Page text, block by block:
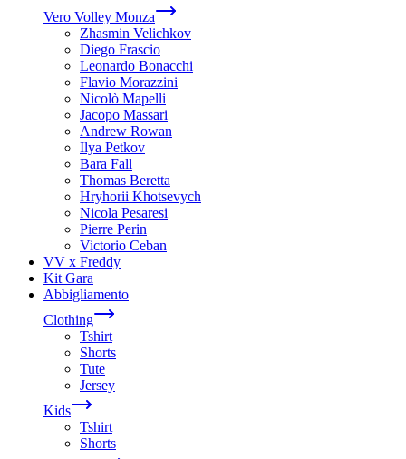
Vero Volley Monza
Zhasmin Velichkov
Diego Frascio
Leonardo Bonacchi
Flavio Morazzini
Nicolò Mapelli
Jacopo Massari
Andrew Rowan
Ilya Petkov
Bara Fall
Thomas Beretta
Hryhorii Khotsevych
Nicola Pesaresi
Pierre Perin
Victorio Ceban
VV x Freddy
Kit Gara
Abbigliamento
Clothing
Tshirt
Shorts
Tute
Jersey
Kids
Tshirt
Shorts